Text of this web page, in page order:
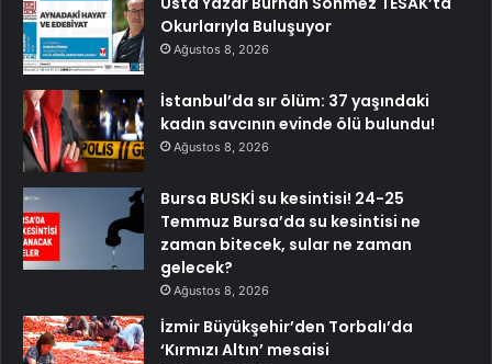
Okurlarıyla Buluşuyor
Ağustos 8, 2026
İstanbul’da sır ölüm: 37 yaşındaki
kadın savcının evinde ölü bulundu!
Ağustos 8, 2026
Bursa BUSKİ su kesintisi! 24-25
Temmuz Bursa’da su kesintisi ne
zaman bitecek, sular ne zaman
gelecek?
Ağustos 8, 2026
İzmir Büyükşehir’den Torbalı’da
‘Kırmızı Altın’ mesaisi